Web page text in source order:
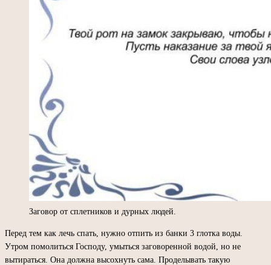
Заговор от сплетников и дурных людей.
Перед тем как лечь спать, нужно отпить из банки 3 глотка воды.
Утром помолиться Господу, умыться заговоренной водой, но не
вытираться. Она должна высохнуть сама. Проделывать такую